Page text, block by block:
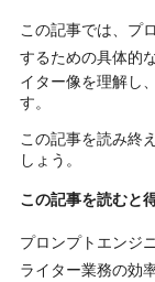
この記事では、プ
するための具体的
イター像を理解し
す。
この記事を読み終
しょう。
この記事を読むと
プロンプトエンジ
ライター業務の効